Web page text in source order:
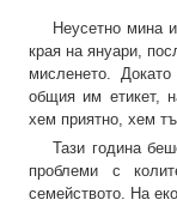
Неусетно мина
края на януари,
мисленето.
общия им етикет,
хем приятно, хем
Тази година
проблеми с
семейството. На